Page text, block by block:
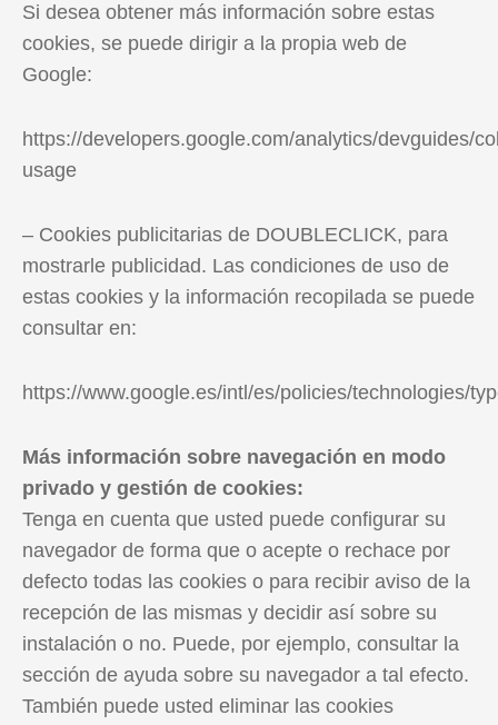
Si desea obtener más información sobre estas
cookies, se puede dirigir a la propia web de
Google:
https://developers.google.com/analytics/devguides/
usage
– Cookies publicitarias de DOUBLECLICK, para
mostrarle publicidad. Las condiciones de uso de
estas cookies y la información recopilada se puede
consultar en:
https://www.google.es/intl/es/policies/technologies/
Más información sobre navegación en modo
privado y gestión de cookies:
Tenga en cuenta que usted puede configurar su
navegador de forma que o acepte o rechace por
defecto todas las cookies o para recibir aviso de la
recepción de las mismas y decidir así sobre su
instalación o no. Puede, por ejemplo, consultar la
sección de ayuda sobre su navegador a tal efecto.
También puede usted eliminar las cookies